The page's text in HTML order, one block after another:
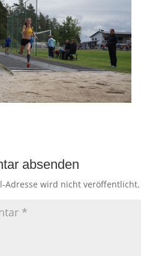
absenden
Adresse wird nicht veröffentlicht.